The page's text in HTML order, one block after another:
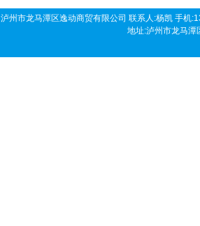
泸州市龙马潭区逸动商贸有限公司 联系人:杨凯 手
地址:泸州市龙马